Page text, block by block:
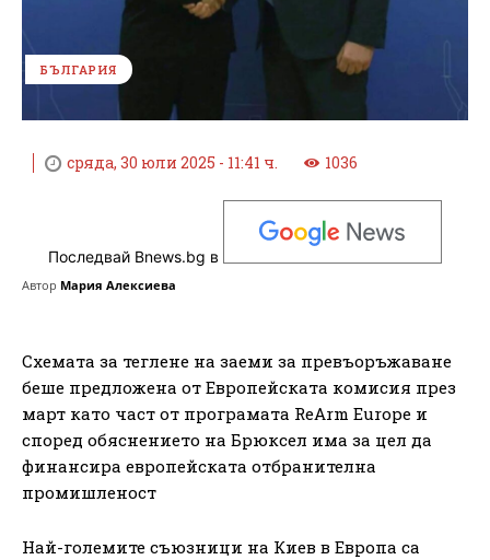
БЪЛГАРИЯ
сряда, 30 юли 2025 - 11:41 ч. 1036
Последвай Bnews.bg в
Автор Мария Алексиева
Схемата за теглене на заеми за превъоръжаване
беше предложена от Европейската комисия през
март като част от програмата ReArm Europe и
според обяснението на Брюксел има за цел да
финансира европейската отбранителна
промишленост
Най-големите съюзници на Киев в Европа са